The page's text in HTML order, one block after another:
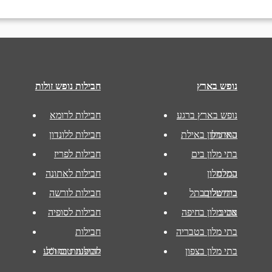
חבילות נופש זולות
חבילות לרומא
חבילות ללונדון
חבילות לפריז
חבילות לאתונה
חבילות לורשה
חבילות לסופיה
חבילות
להופעות בחו"ל
חבילות טוס וסע
נופש בארץ
נופש בארץ ברגע
האחרון
בתי מלון באילת
בתי מלון בים
המלח
בתי מלון
בירושלים
בתי מלון בתל
אביב
בתי מלון בחיפה
בתי מלון בטבריה
בתי מלון בצפון